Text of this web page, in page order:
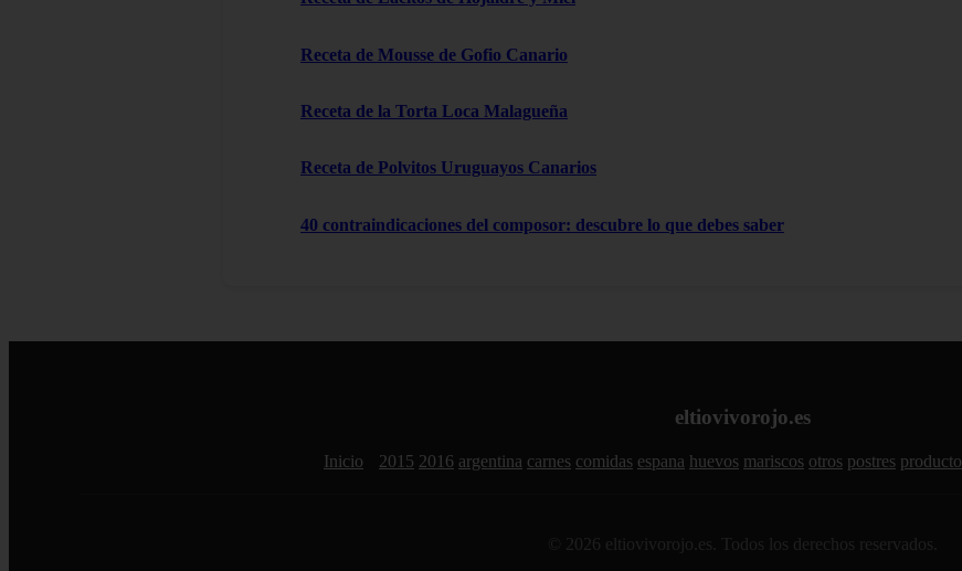
Receta de Mousse de Gofio Canario
Receta de la Torta Loca Malagueña
Receta de Polvitos Uruguayos Canarios
40 contraindicaciones del composor: descubre lo que debes saber
eltiovivorojo.es
Inicio 2015 2016 argentina carnes comidas espana huevos mariscos otros postres producto
© 2026 eltiovivorojo.es. Todos los derechos reservados.